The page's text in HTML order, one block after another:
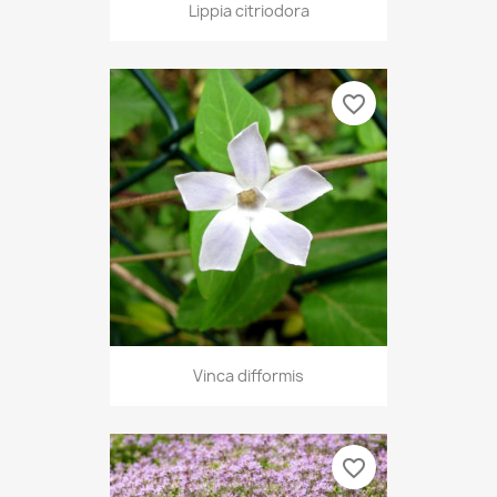
Lippia citriodora
Vinca difformis
favorite_border
favorite_border